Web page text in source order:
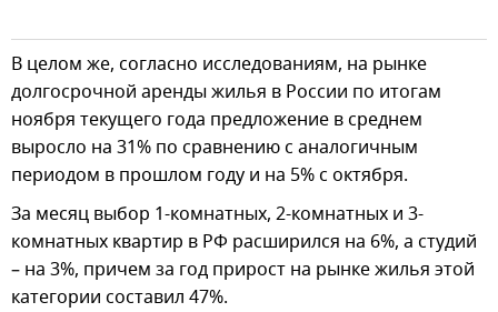
В целом же, согласно исследованиям, на рынке
долгосрочной аренды жилья в России по итогам
ноября текущего года предложение в среднем
выросло на 31% по сравнению с аналогичным
периодом в прошлом году и на 5% с октября.
За месяц выбор 1-комнатных, 2-комнатных и 3-
комнатных квартир в РФ расширился на 6%, а студий
– на 3%, причем за год прирост на рынке жилья этой
категории составил 47%.